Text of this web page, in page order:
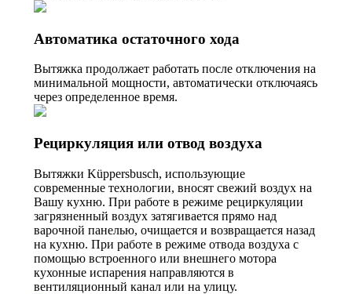
Автоматика остаточного хода
Вытяжка продолжает работать после отключения на
минимальной мощности, автоматически отключаясь
через определенное время.
Рециркуляция или отвод воздуха
Вытяжки Küppersbusch, использующие
современные технологии, вносят свежий воздух на
Вашу кухню. При работе в режиме рециркуляции
загрязненный воздух затягивается прямо над
варочной панелью, очищается и возвращается назад
на кухню. При работе в режиме отвода воздуха с
помощью встроенного или внешнего мотора
кухонные испарения направляются в
вентиляционный канал или на улицу.